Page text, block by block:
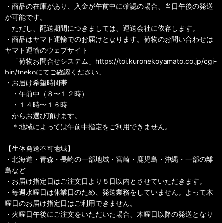
・商品の在庫があり、入金が午前中に確認の場合、当日午後の発送
が可能です。
ただし、配送期間につきましては、運送会社に依存します。
・商品はヤマト運輸でのお届けとなります。荷物のお問い合わせは
ヤマト運輸のウェブサイト
「荷物お問合せシステム」https://toi.kuronekoyamato.co.jp/cgi-
bin/tnekoにてご確認ください。
・お届け希望時間帯
・午前中（８〜１２時）
・１４時〜１６時
からお選び頂けます。
＊地域によっては午前中指定をご利用できません。
【生体発送不可地域】
・北海道・青森・長崎の一部地域・宮崎・鹿児島・沖縄・一部の離
島など
・お届け指定日はご注文日より５日以内とさせていただきます。
・毎週水曜日は休業日のため、発送業務をしていません。よって木
曜日のお届け指定日はご利用できません。
・火曜日午後にご注文をいただいた場合、木曜日以降の発送となり